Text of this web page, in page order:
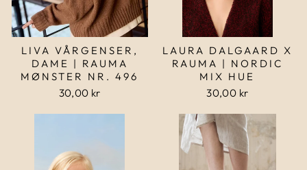
LIVA VÅRGENSER,
DAME | RAUMA
MØNSTER NR. 496
30,00 kr
LAURA DALGAARD X
RAUMA | NORDIC
MIX HUE
30,00 kr